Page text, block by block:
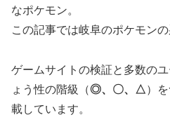
なポケモン。
この記事では岐阜のポケモン
ゲームサイトの検証と多数の
ょう性の階級（◎、〇、△）
載しています。